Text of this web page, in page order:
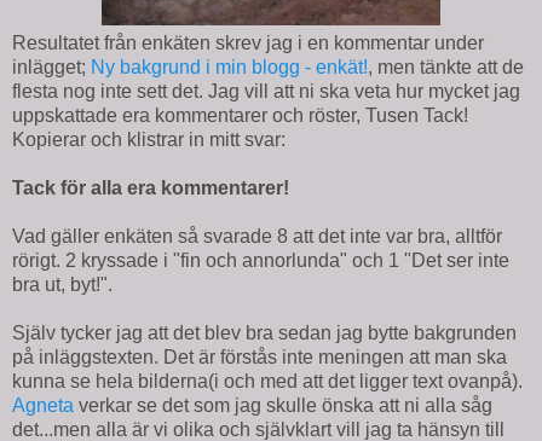
Resultatet från enkäten skrev jag i en kommentar under
inlägget; Ny bakgrund i min blogg - enkät!, men tänkte att de
flesta nog inte sett det. Jag vill att ni ska veta hur mycket jag
uppskattade era kommentarer och röster, Tusen Tack!
Kopierar och klistrar in mitt svar:
Tack för alla era kommentarer!
Vad gäller enkäten så svarade 8 att det inte var bra, alltför
rörigt. 2 kryssade i "fin och annorlunda" och 1 "Det ser inte
bra ut, byt!".
Själv tycker jag att det blev bra sedan jag bytte bakgrunden
på inläggstexten. Det är förstås inte meningen att man ska
kunna se hela bilderna(i och med att det ligger text ovanpå).
Agneta verkar se det som jag skulle önska att ni alla såg
det...men alla är vi olika och självklart vill jag ta hänsyn till